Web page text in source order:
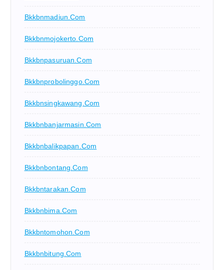
Bkkbnmadiun.com
Bkkbnmojokerto.com
Bkkbnpasuruan.com
Bkkbnprobolinggo.com
Bkkbnsingkawang.com
Bkkbnbanjarmasin.com
Bkkbnbalikpapan.com
Bkkbnbontang.com
Bkkbntarakan.com
Bkkbnbima.com
Bkkbntomohon.com
Bkkbnbitung.com